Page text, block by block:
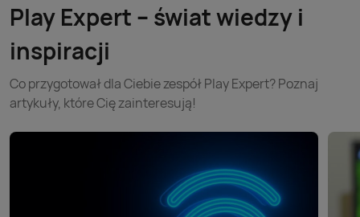
Play Expert – świat wiedzy i
inspiracji
Co przygotował dla Ciebie zespół Play Expert? Poznaj
artykuły, które Cię zainteresują!